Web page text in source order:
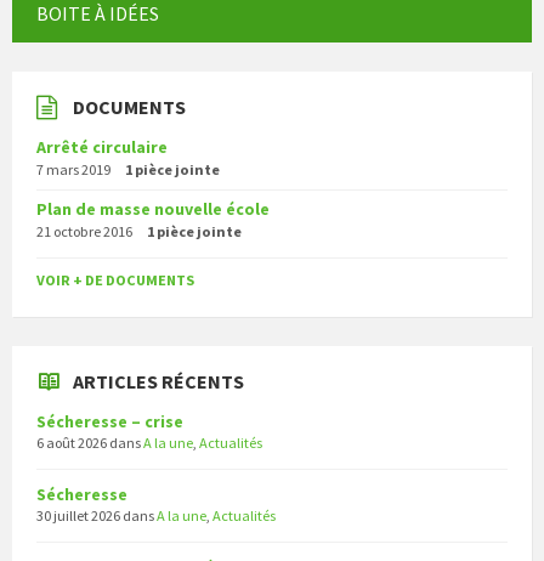
BOITE À IDÉES
DOCUMENTS
Arrêté circulaire
7 mars 2019 1 pièce jointe
Plan de masse nouvelle école
21 octobre 2016 1 pièce jointe
VOIR + DE DOCUMENTS
ARTICLES RÉCENTS
Sécheresse – crise
6 août 2026 dansA la une, Actualités
Sécheresse
30 juillet 2026 dansA la une, Actualités